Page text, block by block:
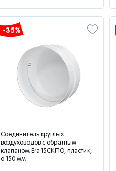
-35%
Соединитель круглых
воздуховодов с обратным
клапаном Era 15СКПО, пластик,
d 150 мм